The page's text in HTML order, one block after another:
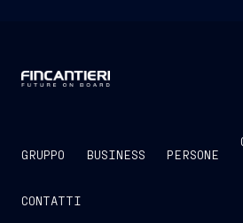
GRUPPO BUSINESS PERSONE
CONTATTI